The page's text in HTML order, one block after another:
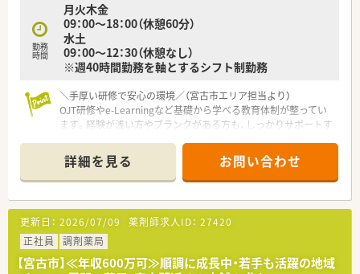
勤務
時間
月火木金
09：00～18：00（休憩60分）
水土
09：00～12：30（休憩なし）
※週40時間勤務を軸とするシフト制勤務
＼手厚い研修で安心の環境／（宮古市エリア担当より）
OJT研修やe-Learningなど基礎から学べる教育体制が整ってい
ます。経験が浅い方やブランクがある方も、しっかりサポートす
＊------------------------------------------＊
【店舗情報と応需状況について】
■宮古駅から徒歩5分と通勤に便利な立地で、脳神経外科の処方
箋を専門的に応需しています。
■1日あたり約70枚の処方箋を受け付けており、専門性の高い知
識をじっくりと身につけることが可能です。
■常勤薬剤師と派遣薬剤師、さらに事務スタッフ3名が協力し合
い、一人ひとりの負担を抑えて業務に励んでいます。
詳細を見る お問い合わせ
更新日： 2026/07/09 薬剤師求人ID： 27420
正社員
調剤薬局
【宮古市】≪年収600万可≫順調に成長中・若手も活躍の地域